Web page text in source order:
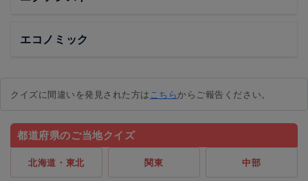
エコノミック
クイズに間違いを発見された方はこちらからご報告ください。
都道府県のご当地クイズ
北海道・東北 関東 中部